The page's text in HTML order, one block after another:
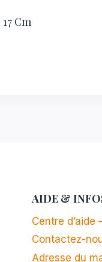
Cm
AIDE &
Centre d’aide
Contactez-
Adresse du